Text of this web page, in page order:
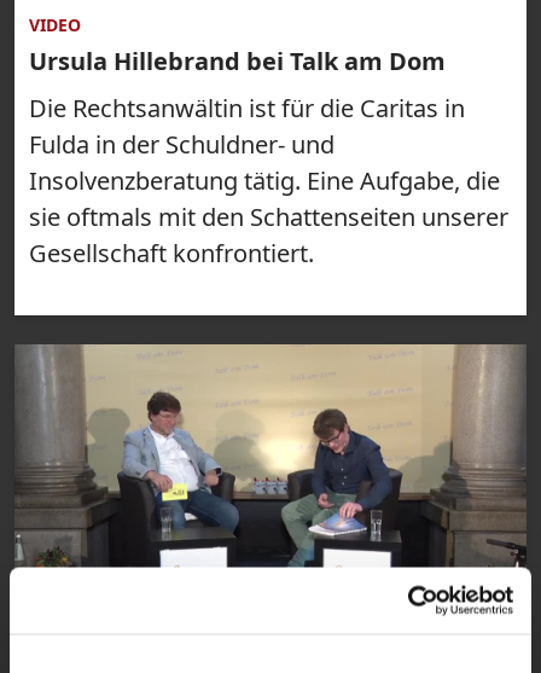
VIDEO
Ursula Hillebrand bei Talk am Dom
Die Rechtsanwältin ist für die Caritas in
Fulda in der Schuldner- und
Insolvenzberatung tätig. Eine Aufgabe, die
sie oftmals mit den Schattenseiten unserer
Gesellschaft konfrontiert.
22:11